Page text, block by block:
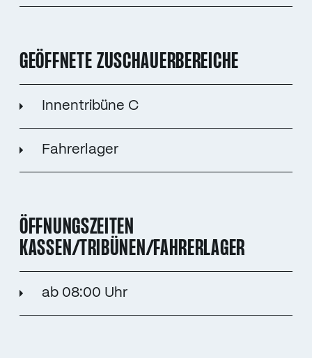
GEÖFFNETE ZUSCHAUERBEREICHE
Innentribüne C
Fahrerlager
ÖFFNUNGSZEITEN
KASSEN/TRIBÜNEN/FAHRERLAGER
ab 08:00 Uhr